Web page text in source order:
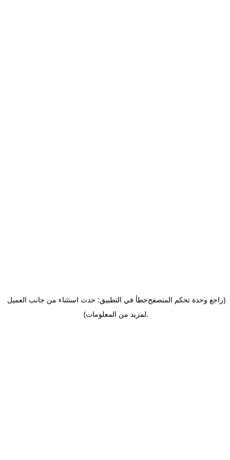
خطأ في التطبيق: حدث استثناء من جانب العميل(راجع وحدة تحكم المتصفح
لمزيد من المعلومات).